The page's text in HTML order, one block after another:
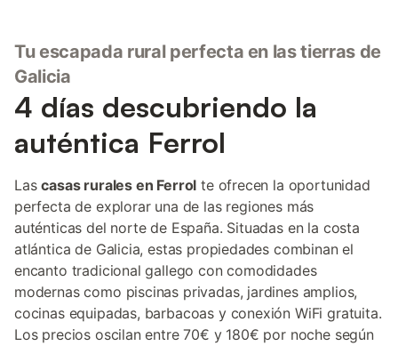
Tu escapada rural perfecta en las tierras de
Galicia
4 días descubriendo la
auténtica Ferrol
Lascasas rurales en Ferrol te ofrecen la oportunidad
perfecta de explorar una de las regiones más
auténticas del norte de España. Situadas en la costa
atlántica de Galicia, estas propiedades combinan el
encanto tradicional gallego con comodidades
modernas como piscinas privadas, jardines amplios,
cocinas equipadas, barbacoas y conexión WiFi gratuita.
Los precios oscilan entre 70€ y 180€ por noche según